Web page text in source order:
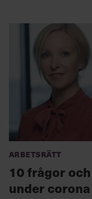
Arbetsrätt
10 frågor
under corona